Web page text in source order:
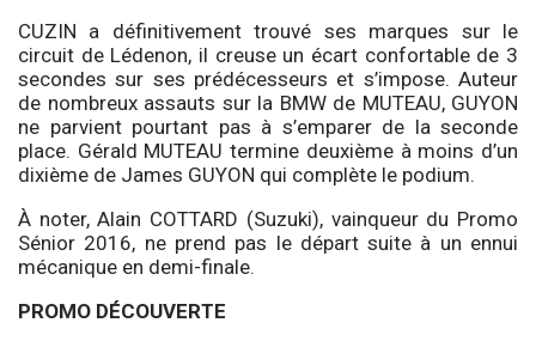
CUZIN a définitivement trouvé ses marques sur le
circuit de Lédenon, il creuse un écart confortable de 3
secondes sur ses prédécesseurs et s’impose. Auteur
de nombreux assauts sur la BMW de MUTEAU, GUYON
ne parvient pourtant pas à s’emparer de la seconde
place. Gérald MUTEAU termine deuxième à moins d’un
dixième de James GUYON qui complète le podium.
À noter, Alain COTTARD (Suzuki), vainqueur du Promo
Sénior 2016, ne prend pas le départ suite à un ennui
mécanique en demi-finale.
PROMO DÉCOUVERTE